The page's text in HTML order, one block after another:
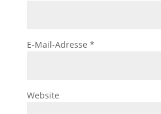
E-Mail-Adresse *
Website